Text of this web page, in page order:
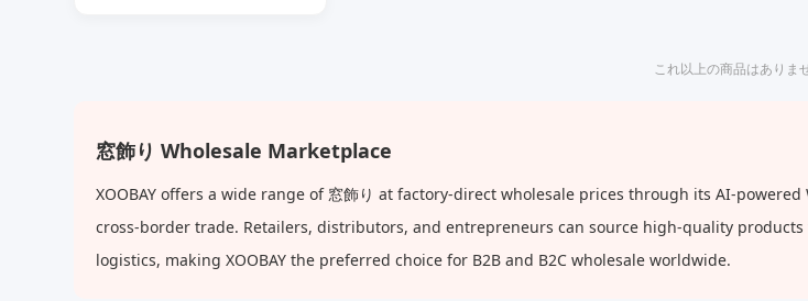
これ以上の商品はありま
窓飾り Wholesale Marketplace
XOOBAY offers a wide range of 窓飾り at factory-direct wholesale prices through its AI-
cross-border trade. Retailers, distributors, and entrepreneurs can source high-quality
logistics, making XOOBAY the preferred choice for B2B and B2C wholesale worldwide.